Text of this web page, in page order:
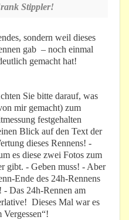
Stippler!
sondern weil dieses
gab – noch einmal
gemacht hat!
Sie bitte darauf, was
mir gemacht) zum
festgehalten
Blick auf den Text der
dieses Rennens! -
es diese zwei Fotos zum
gibt. - Geben muss! - Aber
Ende des 24h-Rennens
- Das 24h-Rennen am
Dieses Mal war es